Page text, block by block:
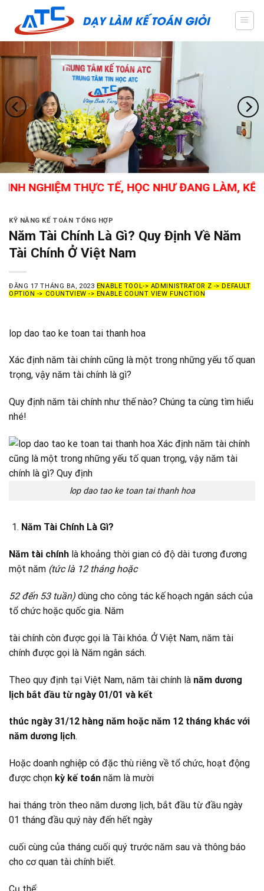
content
THỰC TẾ, HỌC NHƯ ĐANG LÀM, KẾ TOÁN
KỸ NĂNG KẾ TOÁN TỔNG HỢP
Năm Tài Chính Là Gì? Quy Định Về Năm
Tài Chính Ở Việt Nam
ĐĂNG 17 THÁNG BA, 2023 ENABLE TOOL-> ADMINISTRATOR Z -> DEFAULT
OPTION -> COUNTVIEW -> ENABLE COUNT VIEW FUNCTION
lop dao tao ke toan tai thanh hoa
Xác định năm tài chính cũng là một trong những yếu tố quan
trọng, vậy năm tài chính là gì?
Quy định năm tài chính như thế nào? Chúng ta cùng tìm hiểu
nhé!
lop dao tao ke toan tai thanh hoa
Năm Tài Chính Là Gì?
Năm tài chính là khoảng thời gian có độ dài tương đương
một năm (tức là 12 tháng hoặc
52 đến 53 tuần) dùng cho công tác kế hoạch ngân sách của
tổ chức hoặc quốc gia. Năm
tài chính còn được gọi là Tài khóa. Ở Việt Nam, năm tài
chính được gọi là Năm ngân sách.
Theo quy định tại Việt Nam, năm tài chính là năm dương
lịch bắt đầu từ ngày 01/01 và kết
thúc ngày 31/12 hàng năm hoặc năm 12 tháng khác với
năm dương lịch.
Hoặc doanh nghiệp có đặc thù riêng về tổ chức, hoạt động
được chọn kỳ kế toán năm là mười
hai tháng tròn theo năm dương lịch, bắt đầu từ đầu ngày
01 tháng đầu quý này đến hết ngày
cuối cùng của tháng cuối quý trước năm sau và thông báo
cho cơ quan tài chính biết.
Cụ thể: